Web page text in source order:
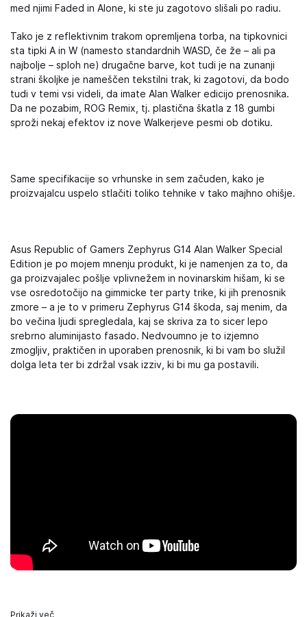
med njimi Faded in Alone, ki ste ju zagotovo slišali po radiu.
Tako je z reflektivnim trakom opremljena torba, na tipkovnici
sta tipki A in W (namesto standardnih WASD, če že – ali pa
najbolje – sploh ne) drugačne barve, kot tudi je na zunanji
strani školjke je nameščen tekstilni trak, ki zagotovi, da bodo
tudi v temi vsi videli, da imate Alan Walker edicijo prenosnika.
Da ne pozabim, ROG Remix, tj. plastična škatla z 18 gumbi
sproži nekaj efektov iz nove Walkerjeve pesmi ob dotiku.
Same specifikacije so vrhunske in sem začuden, kako je
proizvajalcu uspelo stlačiti toliko tehnike v tako majhno ohišje.
Asus Republic of Gamers Zephyrus G14 Alan Walker Special
Edition je po mojem mnenju produkt, ki je namenjen za to, da
ga proizvajalec pošlje vplivnežem in novinarskim hišam, ki se
vse osredotočijo na gimmicke ter party trike, ki jih prenosnik
zmore – a je to v primeru Zephyrus G14 škoda, saj menim, da
bo večina ljudi spregledala, kaj se skriva za to sicer lepo
srebrno aluminijasto fasado. Nedvoumno je to izjemno
zmogljiv, praktičen in uporaben prenosnik, ki bi vam bo služil
dolga leta ter bi zdržal vsak izziv, ki bi mu ga postavili.
Prikaži več